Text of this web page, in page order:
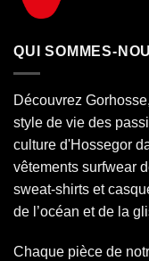
QUI SOMMES-
Découvrez
style de vie des
culture d'Hossegor
vêtements surfwear
sweat-shirts et
de l’océan et de la
Chaque pièce de